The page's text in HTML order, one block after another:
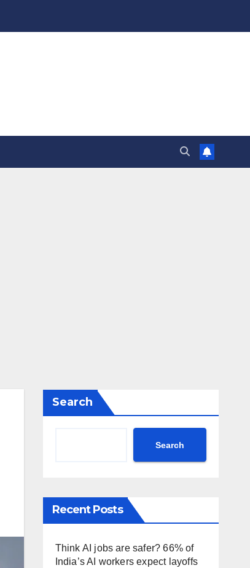
Search
Search
Recent Posts
Think AI jobs are safer? 66% of
India’s AI workers expect layoffs